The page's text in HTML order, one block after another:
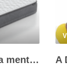
Az alvás szerepe a mentális egészségben: Hogyan segíthet egy jó matrac?